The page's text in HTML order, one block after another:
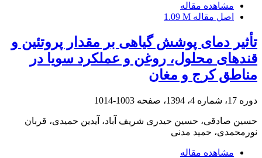
مشاهده مقاله
اصل مقاله 1.09 M
تأثیر دمای پوشش گیاهی بر مقدار پروتئین و
قندهای محلول، روغن و عملکرد سویا در
مناطق کرج و مغان
دوره 17، شماره 4، 1394، صفحه 1003-1014
حسین صادقی، حسین حیدری شریف آباد، آیدین حمیدی، قربان
نورمحمدی، حمید مدنی
مشاهده مقاله